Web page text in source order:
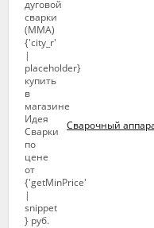
Сварочный